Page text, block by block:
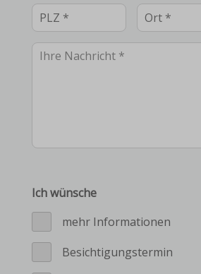
Gas-Brennwert-Heizung sorgen für
Die Böden sind mit Fliesen und
Ich wünsche
mehr Informationen
Besichtigungstermin